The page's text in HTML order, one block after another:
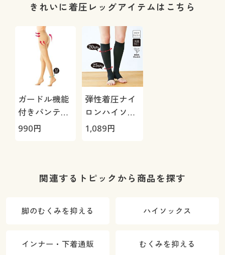
ストゴム身生
本製)
きれいに着圧レッグアイテムはこちら
ガードル機能
付きパンティ
ストッキン
990円
弾性着圧ナイ
ロンハイソッ
クス・1足売
(日本製)
1,089円
関連するトピックから商品を探す
脚のむくみを抑える ハイソックス
インナー・下着通販 むくみを抑える